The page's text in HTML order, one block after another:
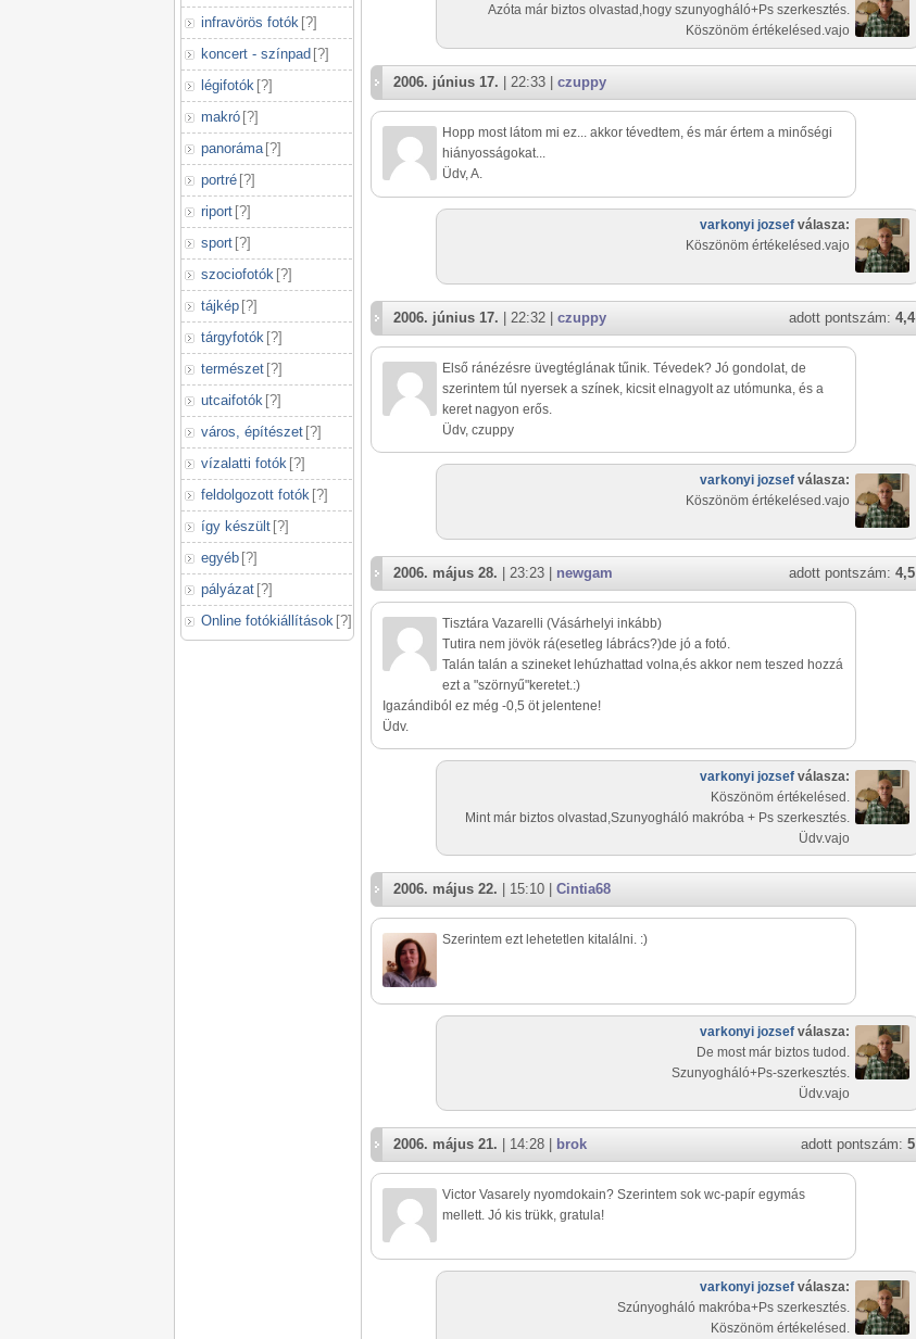
infravörös fotók [?]
koncert - színpad [?]
légifotók [?]
makró [?]
panoráma [?]
portré [?]
riport [?]
sport [?]
szociofotók [?]
tájkép [?]
tárgyfotók [?]
természet [?]
utcaifotók [?]
város, építészet [?]
vízalatti fotók [?]
feldolgozott fotók [?]
így készült [?]
egyéb [?]
pályázat [?]
Online fotókiállítások [?]
Azóta már biztos olvastad,hogy szunyogháló+Ps szerkesztés.
Köszönöm értékelésed.vajo
2006. június 17. | 22:33 | czuppy
Hopp most látom mi ez... akkor tévedtem, és már értem a minőségi
hiányosságokat...
Üdv, A.
varkonyi jozsef válasza:
Köszönöm értékelésed.vajo
adott pontszám: 4,4
2006. június 17. | 22:32 | czuppy
Első ránézésre üvegtéglának tűnik. Tévedek? Jó gondolat, de
szerintem túl nyersek a színek, kicsit elnagyolt az utómunka, és a
keret nagyon erős.
Üdv, czuppy
varkonyi jozsef válasza:
Köszönöm értékelésed.vajo
adott pontszám: 4,5
2006. május 28. | 23:23 | newgam
Tisztára Vazarelli (Vásárhelyi inkább)
Tutira nem jövök rá(esetleg lábrács?)de jó a fotó.
Talán talán a szineket lehúzhattad volna,és akkor nem teszed hozzá
ezt a "szörnyű"keretet.:)
Igazándiból ez még -0,5 öt jelentene!
Üdv.
varkonyi jozsef válasza:
Köszönöm értékelésed.
Mint már biztos olvastad,Szunyogháló makróba + Ps szerkesztés.
Üdv.vajo
2006. május 22. | 15:10 | Cintia68
Szerintem ezt lehetetlen kitalálni. :)
varkonyi jozsef válasza:
De most már biztos tudod.
Szunyogháló+Ps-szerkesztés.
Üdv.vajo
adott pontszám: 5
2006. május 21. | 14:28 | brok
Victor Vasarely nyomdokain? Szerintem sok wc-papír egymás
mellett. Jó kis trükk, gratula!
varkonyi jozsef válasza:
Szúnyogháló makróba+Ps szerkesztés.
Köszönöm értékelésed.